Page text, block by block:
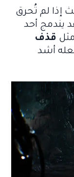
إذا لم تُحرق
أحد
قذف
أشد